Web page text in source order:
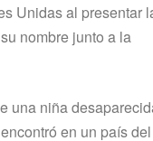
Unidas al presentar
nombre junto a la
una niña
en un país del